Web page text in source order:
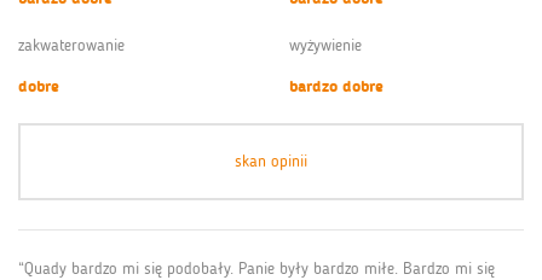
zakwaterowanie
dobre
wyżywienie
bardzo dobre
skan opinii
“Quady bardzo mi się podobały. Panie były bardzo miłe. Bardzo mi się